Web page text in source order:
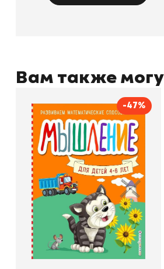
Вам также
-47%
Мышление
Автор
Светлана Шкляревская
Издательство
Эксмодетство
В корзину